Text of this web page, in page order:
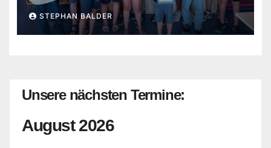
STEPHAN BALDER
Unsere nächsten Termine:
August 2026